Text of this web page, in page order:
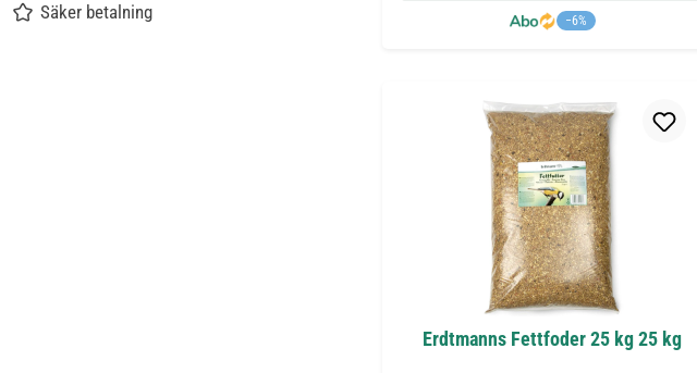
Säker betalning
−6%
Erdtmanns Fettfoder 25 kg 25 kg